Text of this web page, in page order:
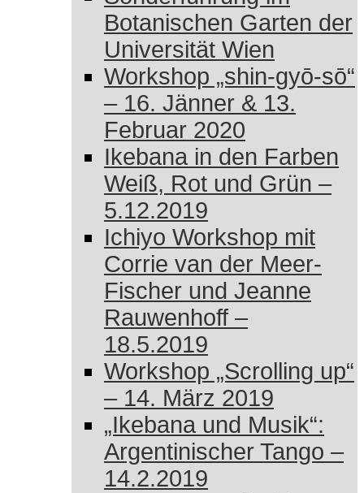
Botanischen Garten der
Universität Wien
Workshop „shin-gyō-sō“
– 16. Jänner & 13.
Februar 2020
Ikebana in den Farben
Weiß, Rot und Grün –
5.12.2019
Ichiyo Workshop mit
Corrie van der Meer-
Fischer und Jeanne
Rauwenhoff –
18.5.2019
Workshop „Scrolling up“
– 14. März 2019
„Ikebana und Musik“:
Argentinischer Tango –
14.2.2019